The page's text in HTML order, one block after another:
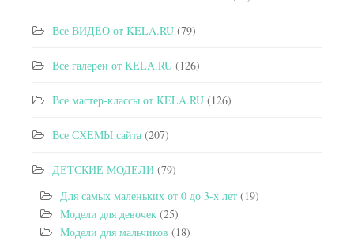
Все ВИДЕО от KELA.RU (79)
Все галереи от KELA.RU (126)
Все мастер-классы от KELA.RU (126)
Все СХЕМЫ сайта (207)
ДЕТСКИЕ МОДЕЛИ (79)
Для самых маленьких от 0 до 3-х лет (19)
Модели для девочек (25)
Модели для мальчиков (18)